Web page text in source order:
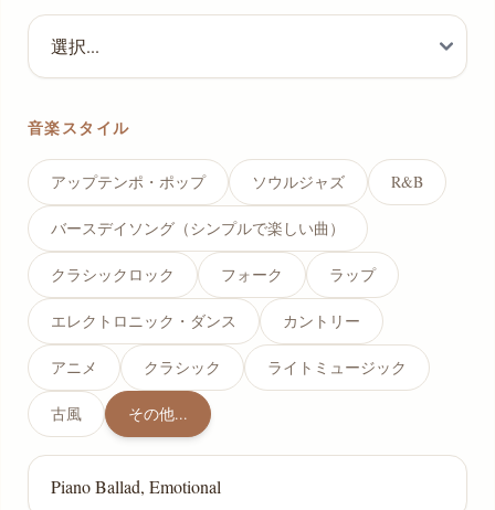
音楽スタイル
アップテンポ・ポップ ソウルジャズ R&B
バースデイソング（シンプルで楽しい曲）
クラシックロック フォーク ラップ
エレクトロニック・ダンス カントリー
アニメ クラシック ライトミュージック
古風 その他...